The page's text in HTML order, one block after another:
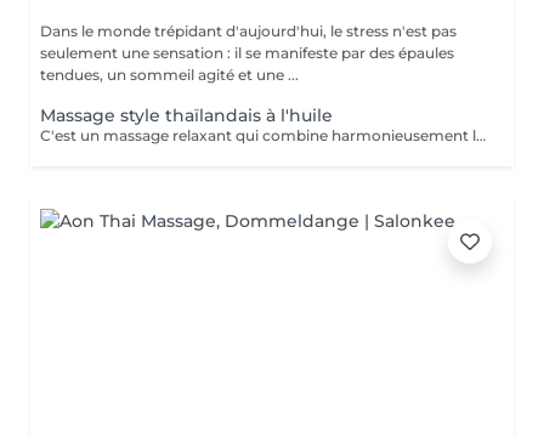
Dans le monde trépidant d'aujourd'hui, le stress n'est pas
seulement une sensation : il se manifeste par des épaules
tendues, un sommeil agité et une ...
Massage style thaïlandais à l'huile
C'est un massage relaxant qui combine harmonieusement les éléments du massage thaï traditionnel à l'utilisation d'huile chaude, offrant un soulagement des tensions musculaires et favorisant la circulation sanguine. Cette technique douce, basée sur des mouvements fluides et une profonde influence sur les tissus, s'enrichit d'éléments d'étirement pour une expérience revitalisante.